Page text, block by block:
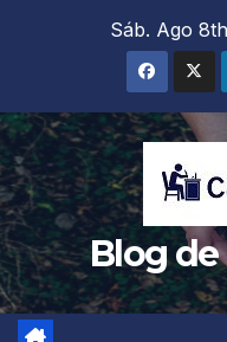
Sáb. Ago
Blog de